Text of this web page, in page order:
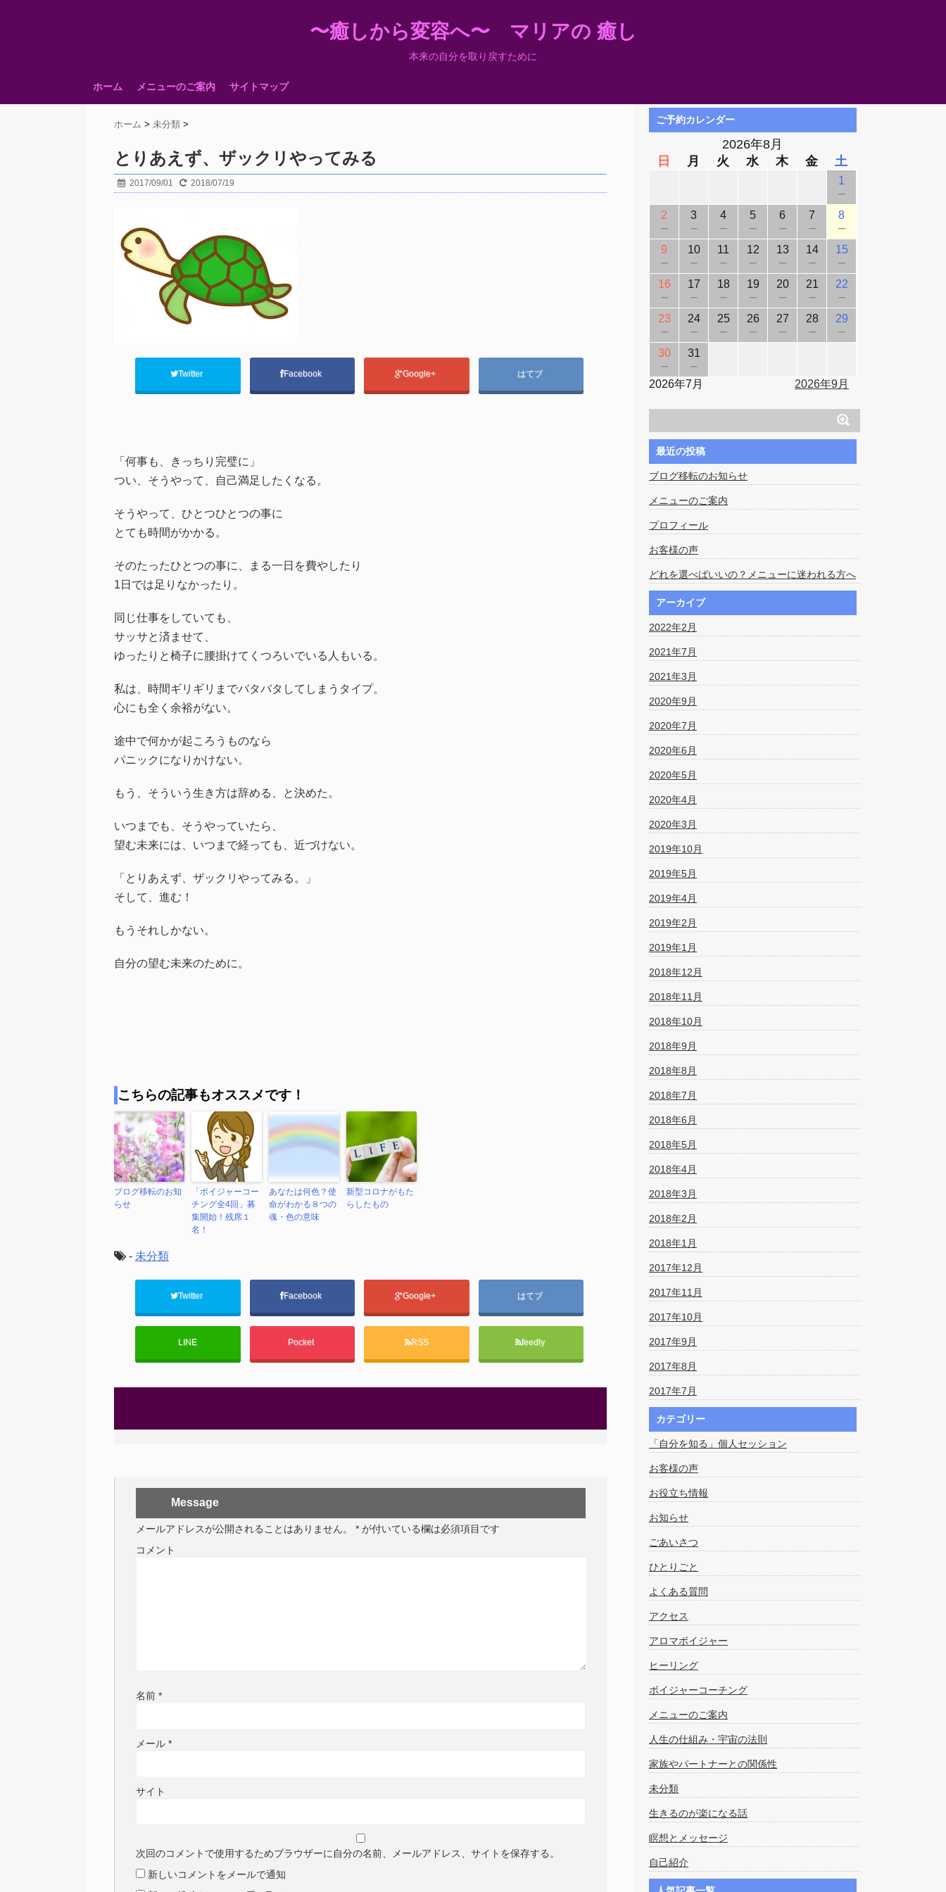
〜癒しから変容へ〜 マリアの 癒し
本来の自分を取り戻すために
ホーム メニューのご案内 サイトマップ
ホーム > 未分類 >
とりあえず、ザックリやってみる
2017/09/01 2018/07/19
Twitter Facebook Google+ はてブ
「何事も、きっちり完璧に」
つい、そうやって、自己満足したくなる。
そうやって、ひとつひとつの事に
とても時間がかかる。
そのたったひとつの事に、まる一日を費やしたり
1日では足りなかったり。
同じ仕事をしていても、
サッサと済ませて、
ゆったりと椅子に腰掛けてくつろいでいる人もいる。
私は、時間ギリギリまでバタバタしてしまうタイプ。
心にも全く余裕がない。
途中で何かが起ころうものなら
パニックになりかけない。
もう、そういう生き方は辞める、と決めた。
いつまでも、そうやっていたら、
望む未来には、いつまで経っても、近づけない。
「とりあえず、ザックリやってみる。」
そして、進む！
もうそれしかない。
自分の望む未来のために。
こちらの記事もオススメです！
ブログ移転のお知
らせ
「ボイジャーコー
チング全4回」募
集開始！残席１
名！
あなたは何色？使
命がわかる８つの
魂・色の意味
新型コロナがもた
らしたもの
- 未分類
Twitter Facebook Google+ はてブ
LINE Pocket RSS feedly
Message
メールアドレスが公開されることはありません。 * が付いている欄は必須項目です
コメント
名前 *
メール *
サイト
次回のコメントで使用するためブラウザーに自分の名前、メールアドレス、サイトを保存する。
新しいコメントをメールで通知
ご予約カレンダー
2026年8月
日
月 火 水 木 金 土
1
－
2
－
3
－
4
－
5
－
6
－
7
－
8
－
9
－
10
－
11
－
12
－
13
－
14
－
15
－
16
－
17
－
18
－
19
－
20
－
21
－
22
－
23
－
24
－
25
－
26
－
27
－
28
－
29
－
30
－
31
－
2026年7月 2026年9月
最近の投稿
ブログ移転のお知らせ
メニューのご案内
プロフィール
お客様の声
どれを選べばいいの？メニューに迷われる方へ
アーカイブ
2022年2月
2021年7月
2021年3月
2020年9月
2020年7月
2020年6月
2020年5月
2020年4月
2020年3月
2019年10月
2019年5月
2019年4月
2019年2月
2019年1月
2018年12月
2018年11月
2018年10月
2018年9月
2018年8月
2018年7月
2018年6月
2018年5月
2018年4月
2018年3月
2018年2月
2018年1月
2017年12月
2017年11月
2017年10月
2017年9月
2017年8月
2017年7月
カテゴリー
「自分を知る」個人セッション
お客様の声
お役立ち情報
お知らせ
ごあいさつ
ひとりごと
よくある質問
アクセス
アロマボイジャー
ヒーリング
ボイジャーコーチング
メニューのご案内
人生の仕組み・宇宙の法則
家族やパートナーとの関係性
未分類
生きるのが楽になる話
瞑想とメッセージ
自己紹介